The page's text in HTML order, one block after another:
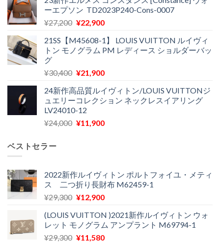
価
格
は
で
し
の
価
格
¥18,300
で
ーエプソン TD2023P240-Cons-0007
¥27,200 元
価
格
¥27,200
し
た。
¥22,900現
の
価
は
で
す。
21SS【M45608-1】 LOUIS VUITTON ルイヴィ
トン モノグラム PM レディース ショルダーバッ
グ
¥30,400 元
価
格
は
¥30,400
¥21,900現
の
価
は
24新作高品質ルイヴィトン/LOUIS VUITTONジ
ュエリーコレクション ネックレスイアリング
LV24010-12
¥24,000 元
¥24,000
で
し
¥11,900現
は
¥11,900
で
ベストセラー
2022新作ルイヴィトン ポルトフォイユ・メティ
ス 二つ折り長財布 M62459-1
¥29,300 元
価
格
は
¥12,900現
の
価
格
(LOUIS VUITTON )2021新作ルイヴィトン ウォ
レット モノグラム アンプラント M69794-1
¥29,300 元
¥11,580現